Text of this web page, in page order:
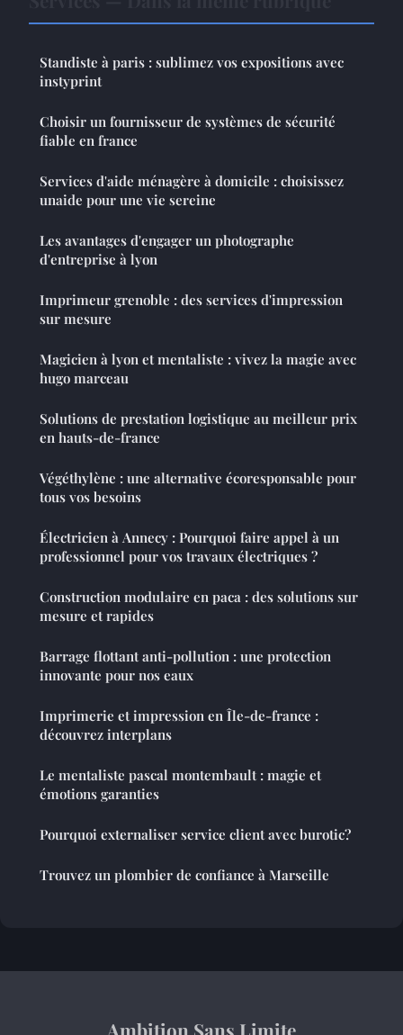
Standiste à paris : sublimez vos expositions avec
instyprint
Choisir un fournisseur de systèmes de sécurité
fiable en france
Services d'aide ménagère à domicile : choisissez
unaide pour une vie sereine
Les avantages d'engager un photographe
d'entreprise à lyon
Imprimeur grenoble : des services d'impression
sur mesure
Magicien à lyon et mentaliste : vivez la magie avec
hugo marceau
Solutions de prestation logistique au meilleur prix
en hauts-de-france
Végéthylène : une alternative écoresponsable pour
tous vos besoins
Électricien à Annecy : Pourquoi faire appel à un
professionnel pour vos travaux électriques ?
Construction modulaire en paca : des solutions sur
mesure et rapides
Barrage flottant anti-pollution : une protection
innovante pour nos eaux
Imprimerie et impression en Île-de-france :
découvrez interplans
Le mentaliste pascal montembault : magie et
émotions garanties
Pourquoi externaliser service client avec burotic?
Trouvez un plombier de confiance à Marseille
Ambition Sans Limite